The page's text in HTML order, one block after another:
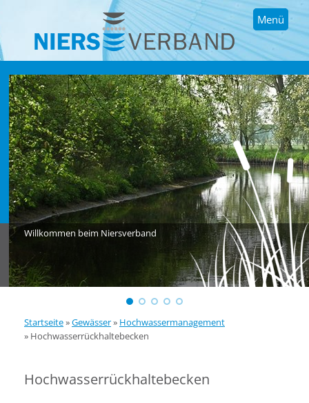
Menü
Willkommen beim Niersverband
Startseite»Gewässer» Hochwassermanagement
» Hochwasserrückhaltebecken
Hochwasserrückhaltebecken